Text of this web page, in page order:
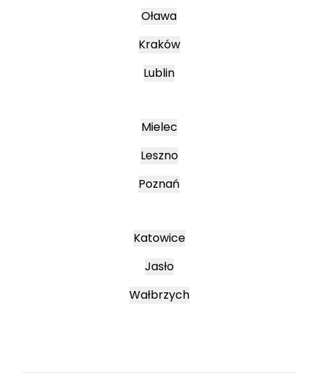
Oława
Kraków
Lublin
Mielec
Leszno
Poznań
Katowice
Jasło
Wałbrzych